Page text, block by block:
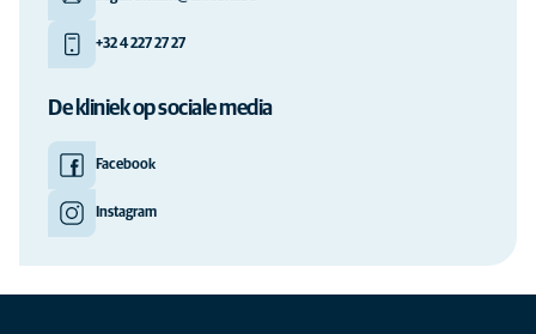
+32 4 227 27 27
De kliniek op sociale media
Facebook
Instagram